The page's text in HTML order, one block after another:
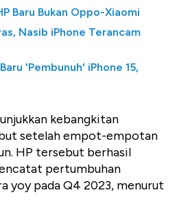
Baru Bukan Oppo-Xiaomi
Nasib iPhone Terancam
'Pembunuh' iPhone 15,
kebangkitan
setelah empot-empotan
HP tersebut berhasil
pertumbuhan
yoy pada Q4 2023, menurut